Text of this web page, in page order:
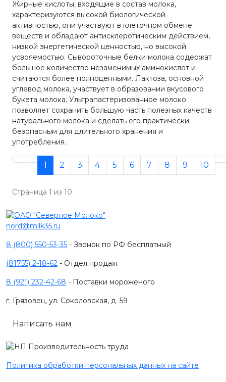
Жирные кислоты, входящие в состав молока,
характеризуются высокой биологической
активностью, они участвуют в клеточном обмене
веществ и обладают антисклеротическим действием,
низкой энергетической ценностью, но высокой
усвояемостью. Сывороточные белки молока содержат
большое количество незаменимых аминокислот и
считаются более полноценными. Лактоза, основной
углевод молока, участвует в образовании вкусового
букета молока. Ультрапастеризованное молоко
позволяет сохранить большую часть полезных качеств
натурального молока и сделать его практически
безопасным для длительного хранения и
употребления.
1 2 3 4 5 6 7 8 9 10
Страница 1 из 10
nord@milk35.ru
8 (800) 550-53-35 - Звонок по РФ бесплатный
(81755) 2-18-62 - Отдел продаж
8 (921) 232-42-68 - Поставки мороженого
г. Грязовец, ул. Соколовская, д. 59
Написать нам
Политика обработки персональных данных на сайте